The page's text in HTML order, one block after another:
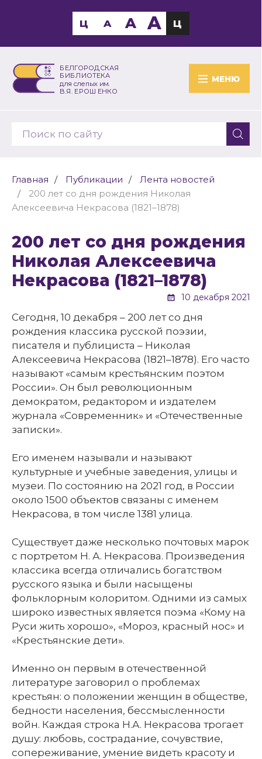
БЕЛГОРОДСКАЯ
БИБЛИОТЕКА
для слепых им.
В.Я. ЕРОШЕНКО
МЕНЮ
Ц A A A Ц
Главная Публикации
Лента новостей
200 лет со дня рождения Николая
Алексеевича Некрасова (1821–1878)
200 лет со дня рождения
Николая Алексеевича
Некрасова (1821–1878)
10 декабря 2021
Сегодня, 10 декабря – 200 лет со дня
рождения классика русской поэзии,
писателя и публициста – Николая
Алексеевича Некрасова (1821–1878). Его часто
называют «самым крестьянским поэтом
России». Он был революционным
демократом, редактором и издателем
журнала «Современник» и «Отечественные
записки».
Его именем называли и называют
культурные и учебные заведения, улицы и
музеи. По состоянию на 2021 год, в России
около 1500 объектов связаны с именем
Некрасова, в том числе 1381 улица.
Существует даже несколько почтовых марок
с портретом Н. А. Некрасова. Произведения
классика всегда отличались богатством
русского языка и были насыщены
фольклорным колоритом. Одними из самых
широко известных является поэма «Кому на
Руси жить хорошо», «Мороз, красный нос» и
«Крестьянские дети».
Именно он первым в отечественной
литературе заговорил о проблемах
крестьян: о положении женщин в обществе,
бедности населения, бессмысленности
войн. Каждая строка Н.А. Некрасова трогает
душу: любовь, сострадание, сочувствие,
сопереживание, умение видеть красоту и